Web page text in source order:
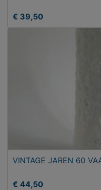
€ 39,50
VINTAGE JAREN 60
€ 44,50